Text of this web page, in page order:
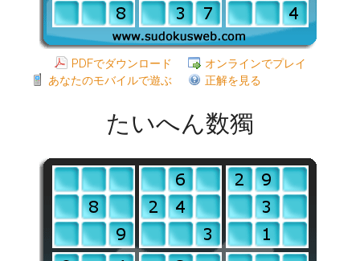
PDFでダウンロード
オンラインでプレイ
あなたのモバイルで遊ぶ
正解を見る
たいへん数獨